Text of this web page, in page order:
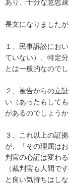
あり、十分な意思
長文になりました
１、民事訴訟にお
ていない）、特定
とは一般的なので
２、被告からの立
い（あったもして
があるのでしょうか
３、これ以上の証
が、「その理屈は
判官の心証は変わ
（裁判官も人間で
と良い気持ちはし